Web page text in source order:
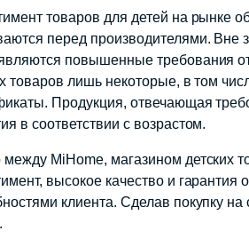
товаров для детей на рынке
перед производителями. Вне
повышенные требования
товаров лишь некоторые, в том
Продукция, отвечающая
в соответствии с возрастом.
MiHome, магазином детских
высокое качество и
клиента. Сделав покупку